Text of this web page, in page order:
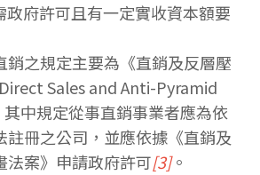
政府許可且有一定實收資本額要
銷之規定主要為《直銷及反層壓
Sales and Anti-Pyramid
中規定從事直銷事業者應為依
註冊之公司，並應依據《直銷及
法案》申請政府許可[3]。